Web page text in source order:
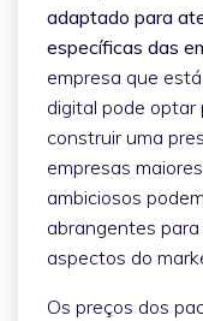
adaptado para
específicas das
empresa que
digital pode optar
construir uma
empresas
ambiciosos
abrangentes
aspectos do
Os preços dos